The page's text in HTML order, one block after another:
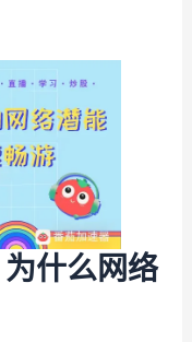
什么网络